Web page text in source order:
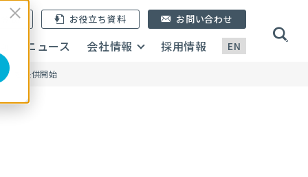
EN
録 お役立ち資料
ニュース 会社情報 採用情報
お問い合わせ
」を提供開始